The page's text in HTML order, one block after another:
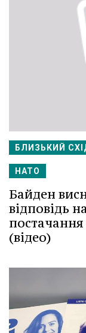
БЛИЗЬКИЙ
НАТО
Байден
відповідь
(відео)